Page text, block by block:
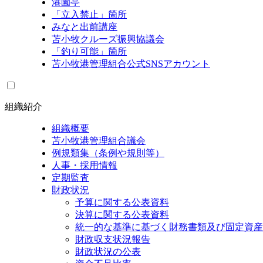
港園亭
「立入禁止」箇所
みなと出前講座
苫小牧クルーズ振興協議会
「釣り可能」箇所
苫小牧港管理組合公式SNSアカウント
組織紹介
組織概要
苫小牧港管理組合議会
例規類集（条例や規則等）
人事・採用情報
定期監査
財政状況
予算に関する公表資料
決算に関する公表資料
統一的な基準に基づく財務書類及び固定資
財政収支状況報告
財政状況の公表